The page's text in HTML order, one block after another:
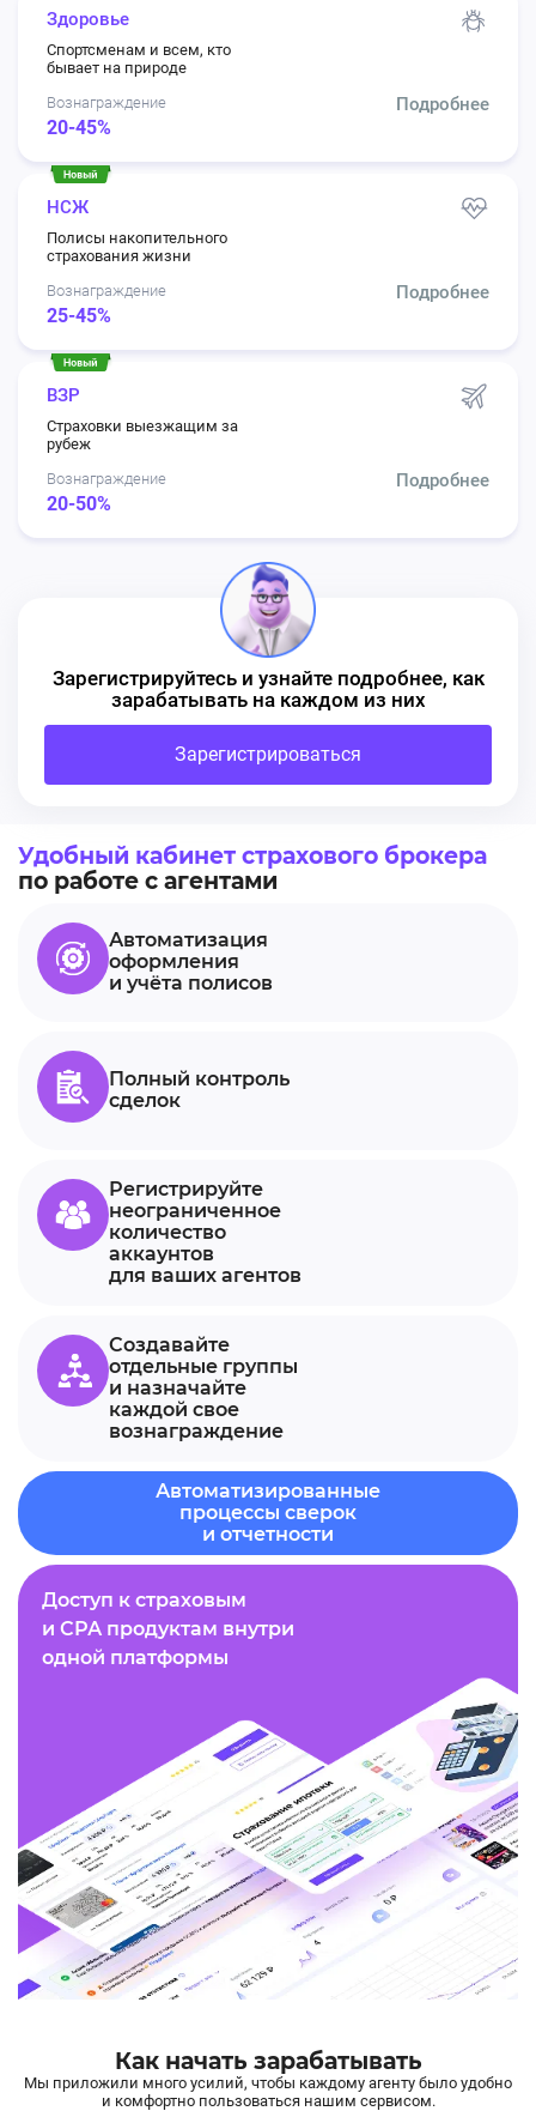
Здоровье
Спортсменам и всем, кто
бывает на природе
Вознаграждение
20-45%
Подробнее
НСЖ
Полисы накопительного
страхования жизни
Вознаграждение
25-45%
Подробнее
ВЗР
Страховки выезжащим за
рубеж
Вознаграждение
20-50%
Подробнее
Зарегистрируйтесь и узнайте подробнее, как
зарабатывать на каждом из них
Зарегистрироваться
Удобный кабинет страхового брокера
по работе с агентами
Автоматизация
оформления
и учёта полисов
Полный контроль
сделок
Регистрируйте
неограниченное
количество
аккаунтов
для ваших агентов
Создавайте
отдельные группы
и назначайте
каждой свое
вознаграждение
Доступ к страховым
и СРА продуктам внутри
одной платформы
Автоматизированные
процессы сверок
и отчетности
Как начать зарабатывать
Мы приложили много усилий, чтобы каждому агенту было удобно
и комфортно пользоваться нашим сервисом.